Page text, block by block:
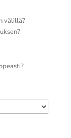
välillä?